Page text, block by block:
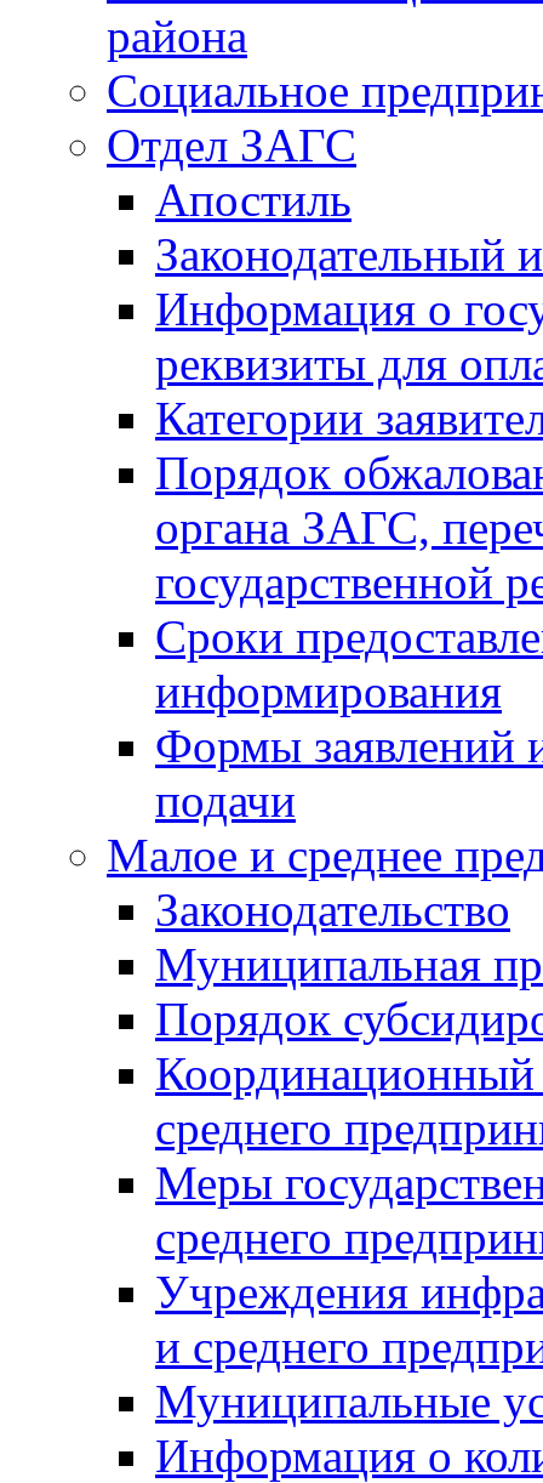
района
Социальное
Отдел ЗАГС
Апостиль
Законодательный
Информация о
реквизиты для
Категории
Порядок
органа ЗАГС,
государственной
Сроки
информирования
Формы заявлений
подачи
Малое и среднее
Законодательство
Муниципальная
Порядок
Координационный
среднего
Меры
среднего
Учреждения
и среднего
Муниципальные
Информация о